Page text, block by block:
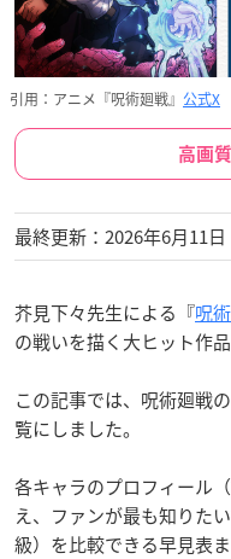
引用：アニメ『呪術廻戦』 公式X
高画
最終更新：2026年6月11日
芥見下々先生による『呪
の戦いを描く大ヒット作品
この記事では、呪術廻戦
覧にしました。
各キャラのプロフィール
え、ファンが最も知りた
級）を比較できる早見表ま